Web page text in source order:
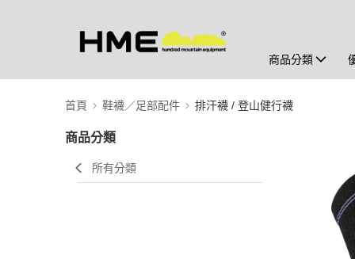
商品分類
首頁 鞋襪／足部配件 排汗襪 / 登山健行襪
商品分類
所有分類